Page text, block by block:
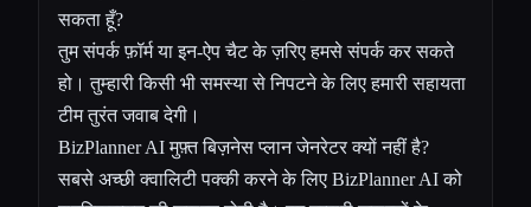
सकता हूँ?
तुम संपर्क फ़ॉर्म या इन-ऐप चैट के ज़रिए हमसे संपर्क कर सकते
हो। तुम्हारी किसी भी समस्या से निपटने के लिए हमारी सहायता
टीम तुरंत जवाब देगी।
BizPlanner AI मुफ़्त बिज़नेस प्लान जेनरेटर क्यों नहीं है?
सबसे अच्छी क्वालिटी पक्की करने के लिए BizPlanner AI को